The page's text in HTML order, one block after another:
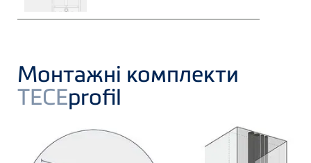
Монтажні комплекти
TECEprofil